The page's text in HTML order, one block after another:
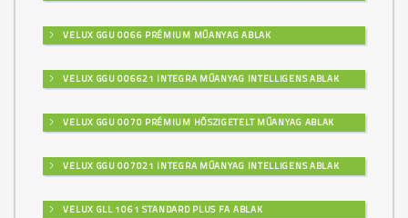
VELUX GGU 0066 PRÉMIUM MŰANYAG ABLAK
VELUX GGU 006621 INTEGRA MŰANYAG INTELLIGENS ABLAK
VELUX GGU 0070 PRÉMIUM HŐSZIGETELT MŰANYAG ABLAK
VELUX GGU 007021 INTEGRA MŰANYAG INTELLIGENS ABLAK
VELUX GLL 1061 STANDARD PLUS FA ABLAK